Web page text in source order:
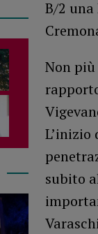
B/2
Non
L’inizio
subito